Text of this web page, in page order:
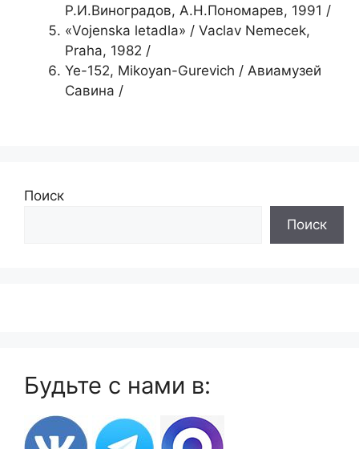
Р.И.Виноградов, А.Н.Пономарев, 1991 /
«Vojenska letadla» / Vaclav Nemecek,
Praha, 1982 /
Ye-152, Mikoyan-Gurevich / Авиамузей
Савина /
Поиск
Поиск
Будьте с нами в: